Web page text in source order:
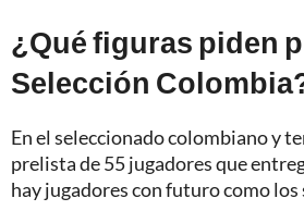
¿Qué figuras piden
Selección
En el seleccionado colombiano y
prelista de 55 jugadores que
hay jugadores con futuro como